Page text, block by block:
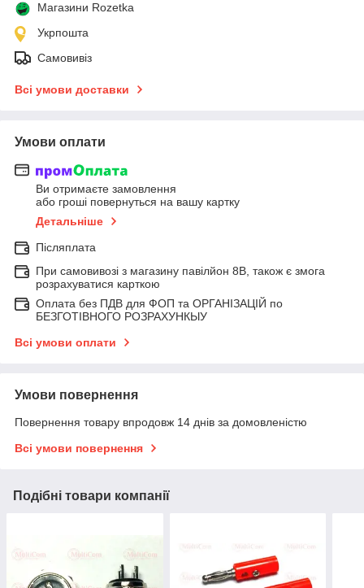
Магазини Rozetka
Укрпошта
Самовивіз
Всі умови доставки
Умови оплати
Ви отримаєте замовлення
або гроші повернуться на вашу картку
Детальніше
Післяплата
При самовивозі з магазину павілйон 8В, також є змога
розрахуватися карткою
Оплата без ПДВ для ФОП та ОРГАНІЗАЦІЙ по
БЕЗГОТІВНОГО РОЗРАХУНКЫУ
Всі умови оплати
Умови повернення
Повернення товару впродовж 14 днів за домовленістю
Всі умови повернення
Подібні товари компанії